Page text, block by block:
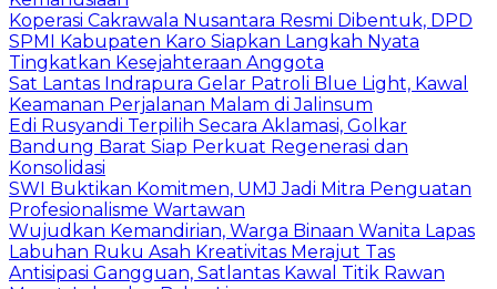
Koperasi Cakrawala Nusantara Resmi Dibentuk, DPD
SPMI Kabupaten Karo Siapkan Langkah Nyata
Tingkatkan Kesejahteraan Anggota
Sat Lantas Indrapura Gelar Patroli Blue Light, Kawal
Keamanan Perjalanan Malam di Jalinsum
Edi Rusyandi Terpilih Secara Aklamasi, Golkar
Bandung Barat Siap Perkuat Regenerasi dan
Konsolidasi
SWI Buktikan Komitmen, UMJ Jadi Mitra Penguatan
Profesionalisme Wartawan
Wujudkan Kemandirian, Warga Binaan Wanita Lapas
Labuhan Ruku Asah Kreativitas Merajut Tas
Antisipasi Gangguan, Satlantas Kawal Titik Rawan